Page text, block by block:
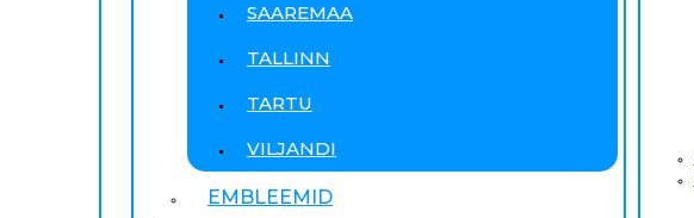
SAAREMAA
TALLINN
TARTU
VILJANDI
EMBLEEMID